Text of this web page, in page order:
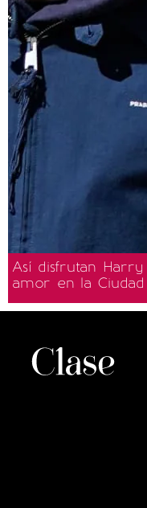
Así disfrutan
amor en la